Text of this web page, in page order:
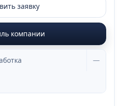
заявку
компании
—